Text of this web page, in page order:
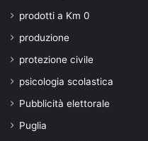
prodotti a Km 0
produzione
protezione civile
psicologia scolastica
Pubblicità elettorale
Puglia